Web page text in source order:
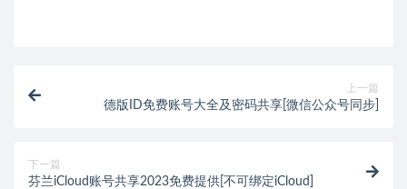
上一篇
德版ID免费账号大全及密码共享[微信公众号同步]
下一篇
芬兰iCloud账号共享2023免费提供[不可绑定iCloud]